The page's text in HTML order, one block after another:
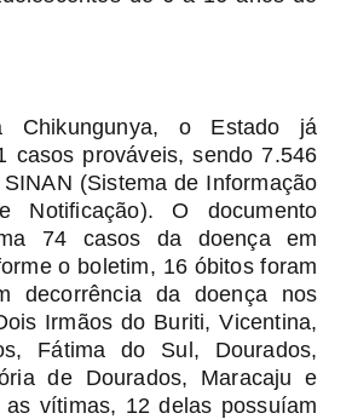
Chikungunya, o Estado já
casos prováveis, sendo 7.546
(Sistema de Informação
Notificação). O documento
74 casos da doença em
o boletim, 16 óbitos foram
decorrência da doença nos
Irmãos do Buriti, Vicentina,
Fátima do Sul, Dourados,
de Dourados, Maracaju e
as vítimas, 12 delas possuíam